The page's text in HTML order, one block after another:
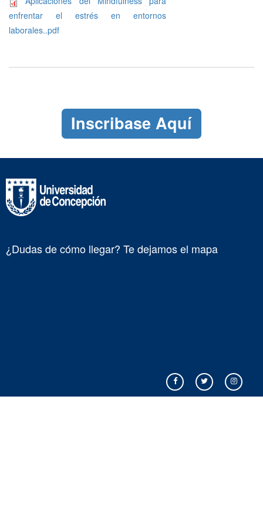
enfrentar el estrés en entornos
laborales..pdf
Inscribase Aquí
¿Dudas de cómo llegar? Te dejamos el mapa